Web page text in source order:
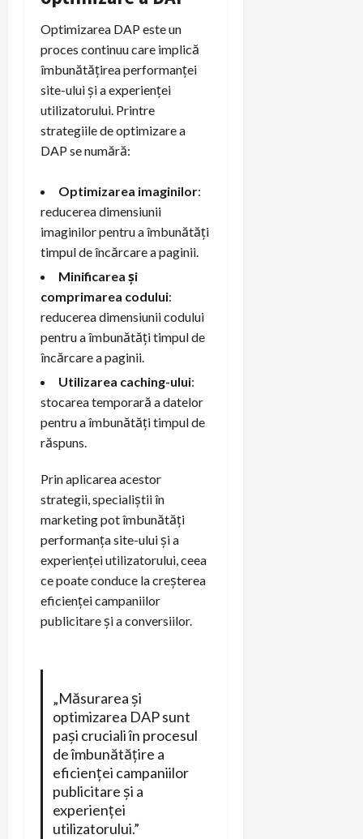
Optimizarea DAP este un
proces continuu care implică
îmbunătățirea performanței
site-ului și a experienței
utilizatorului. Printre
strategiile de optimizare a
DAP se numără:
Optimizarea imaginilor:
reducerea dimensiunii
imaginilor pentru a îmbunătăți
timpul de încărcare a paginii.
Minificarea și
comprimarea codului:
reducerea dimensiunii codului
pentru a îmbunătăți timpul de
încărcare a paginii.
Utilizarea caching-ului:
stocarea temporară a datelor
pentru a îmbunătăți timpul de
răspuns.
Prin aplicarea acestor
strategii, specialiștii în
marketing pot îmbunătăți
performanța site-ului și a
experienței utilizatorului, ceea
ce poate conduce la creșterea
eficienței campaniilor
publicitare și a conversiilor.
„Măsurarea și
optimizarea DAP sunt
pași cruciali în procesul
de îmbunătățire a
eficienței campaniilor
publicitare și a
experienței
utilizatorului.”